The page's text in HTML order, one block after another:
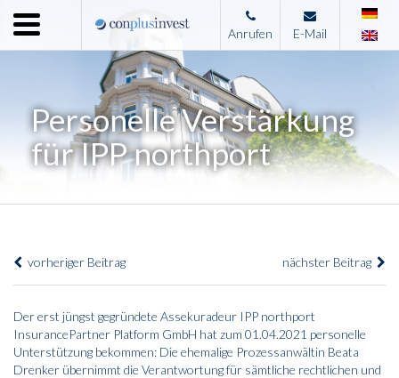
Menu
Home
Leistungen
Immobilienangebote
Kontakt
Anrufen E-Mail
Personelle Verstärkung
für IPP northport
vorheriger Beitrag nächster Beitrag
Der erst jüngst gegründete Assekuradeur IPP northport
InsurancePartner Platform GmbH hat zum 01.04.2021 personelle
Unterstützung bekommen: Die ehemalige Prozessanwältin Beata
Drenker übernimmt die Verantwortung für sämtliche rechtlichen und